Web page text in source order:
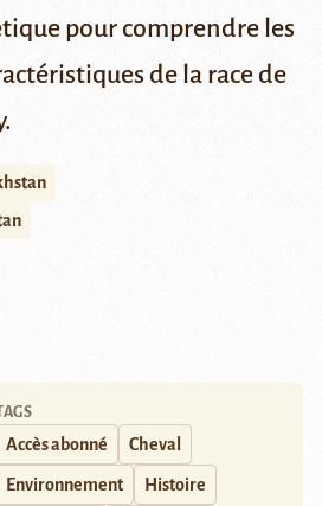
pour comprendre les
de la race de
Accès abonné Cheval
Environnement Histoire